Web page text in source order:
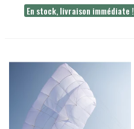
En stock, livraison immédiate !